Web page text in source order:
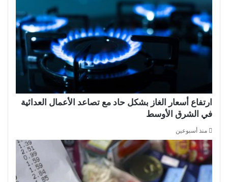
ارتفاع أسعار الغاز بشكل حاد مع تصاعد الأعمال العدائية
في الشرق الأوسط
منذ أسبوعين